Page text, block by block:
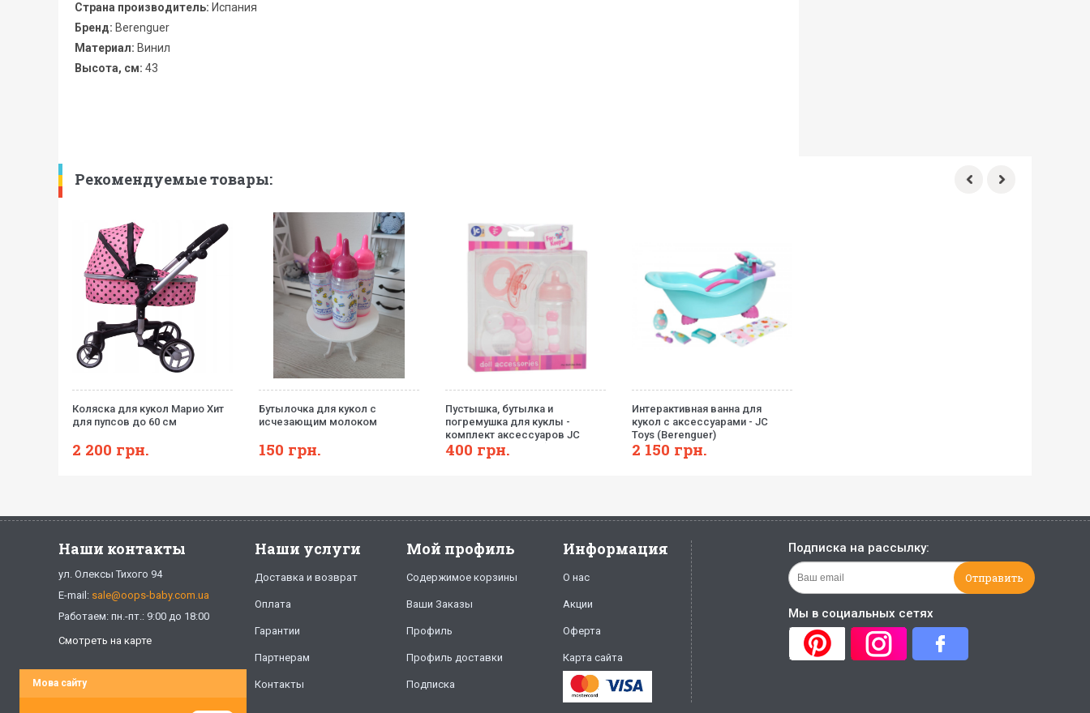
Страна производитель: Испания
Бренд: Berenguer
Материал: Винил
Высота, см: 43
Рекомендуемые товары:
Коляска для кукол Марио Хит
для пупсов до 60 см
2 200 грн.
Бутылочка для кукол с
исчезающим молоком
150 грн.
Пустышка, бутылка и
погремушка для куклы -
комплект аксессуаров JC
Toys(розовый цвет)
400 грн.
Интерактивная ванна для
кукол с аксессуарами - JC
Toys (Berenguer)
2 150 грн.
Наши контакты
ул. Олексы Тихого 94
E-mail: sale@oops-baby.com.ua
Работаем: пн.-пт.: 9:00 до 18:00
Смотреть на карте
Наши услуги
Доставка и возврат
Оплата
Гарантии
Партнерам
Контакты
Мой профиль
Содержимое корзины
Ваши Заказы
Профиль
Профиль доставки
Подписка
Информация
О нас
Акции
Оферта
Карта сайта
Подписка на рассылку:
Мы в социальных сетях
Мова сайту